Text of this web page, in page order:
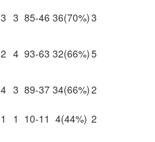
3 3 85-46 36(70%)3
2 4 93-63 32(66%)5
4 3 89-37 34(66%)2
1 1 10-11 4(44%) 2